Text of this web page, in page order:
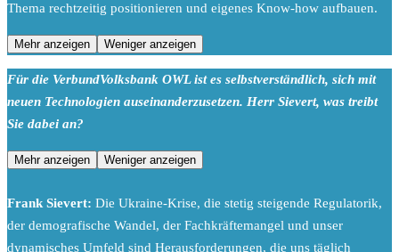
Thema rechtzeitig positionieren und eigenes Know-how aufbauen.
Mehr anzeigen Weniger anzeigen
Für die VerbundVolksbank OWL ist es selbstverständlich, sich mit
neuen Technologien auseinanderzusetzen. Herr Sievert, was treibt
Sie dabei an?
Mehr anzeigen Weniger anzeigen
Frank Sievert: Die Ukraine-Krise, die stetig steigende Regulatorik,
der demografische Wandel, der Fachkräftemangel und unser
dynamisches Umfeld sind Herausforderungen, die uns täglich